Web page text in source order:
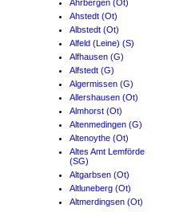
Ahrbergen (Ot)
Ahstedt (Ot)
Albstedt (Ot)
Alfeld (Leine) (S)
Alfhausen (G)
Alfstedt (G)
Algermissen (G)
Allershausen (Ot)
Almhorst (Ot)
Altenmedingen (G)
Altenoythe (Ot)
Altes Amt Lemförde
(SG)
Altgarbsen (Ot)
Altluneberg (Ot)
Altmerdingsen (Ot)